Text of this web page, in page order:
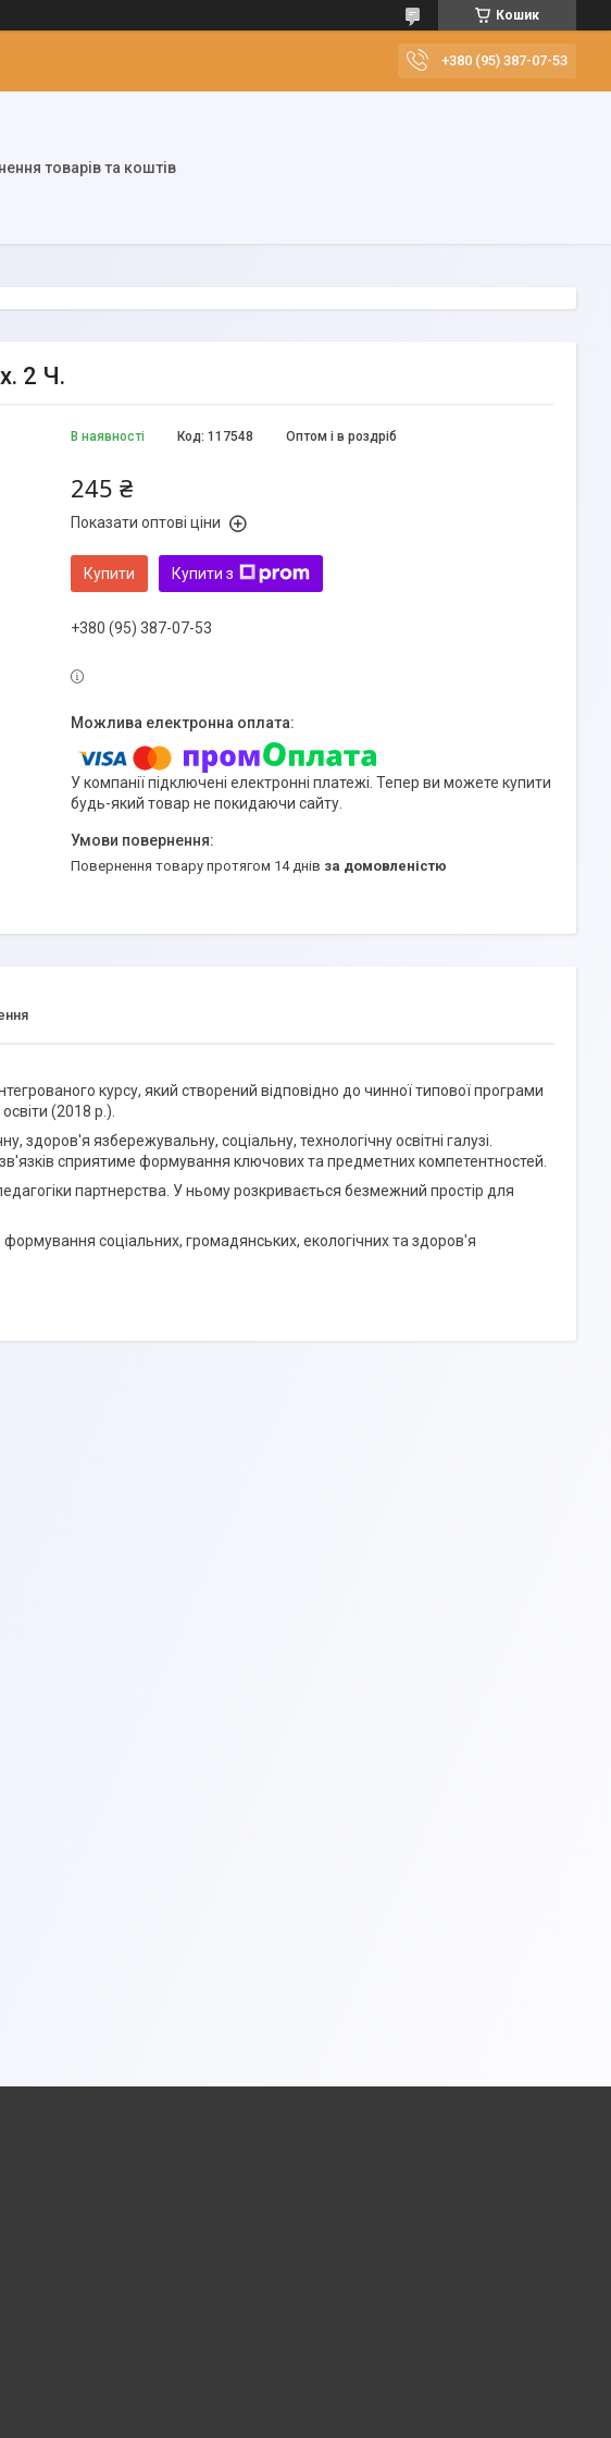
Кошик
+380 (95) 387-07-53
товарів та коштів
2 Ч.
В наявності Оптом і в роздріб
Код: 117548
245 ₴
Показати оптові ціни
Купити Купити з
+380 (95) 387-07-53
У компанії підключені електронні платежі. Тепер ви можете купити
будь-який товар не покидаючи сайту.
повернення товару протягом 14 днів за домовленістю
курсу, який створений відповідно до чинної типової програми
(2018 р.).
здоров'я язбережувальну, соціальну, технологічну освітні галузі.
сприятиме формування ключових та предметних компетентностей.
партнерства. У ньому розкривається безмежний простір для
соціальних, громадянських, екологічних та здоров'я